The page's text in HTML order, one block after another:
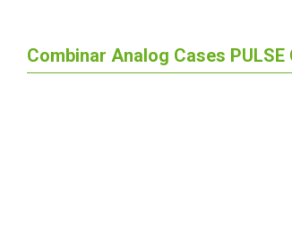
Combinar Analog Cases